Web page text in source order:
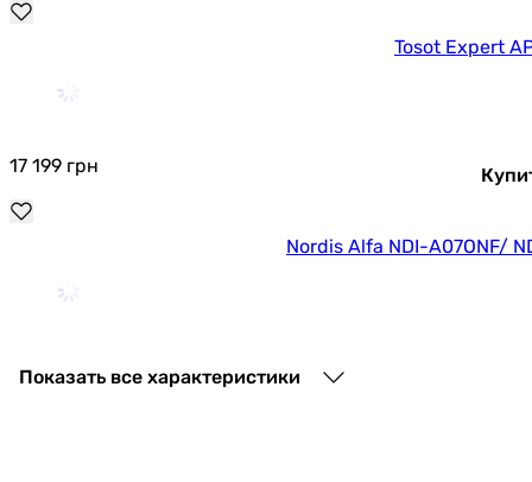
Tosot Expert
17 199 грн
Nordis Alfa NDI-A07ONF/
12 460
Показать все характеристики